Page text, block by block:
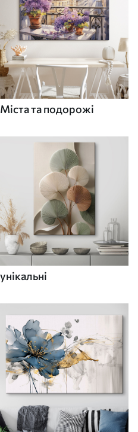
Міста та подорожі
унікальні